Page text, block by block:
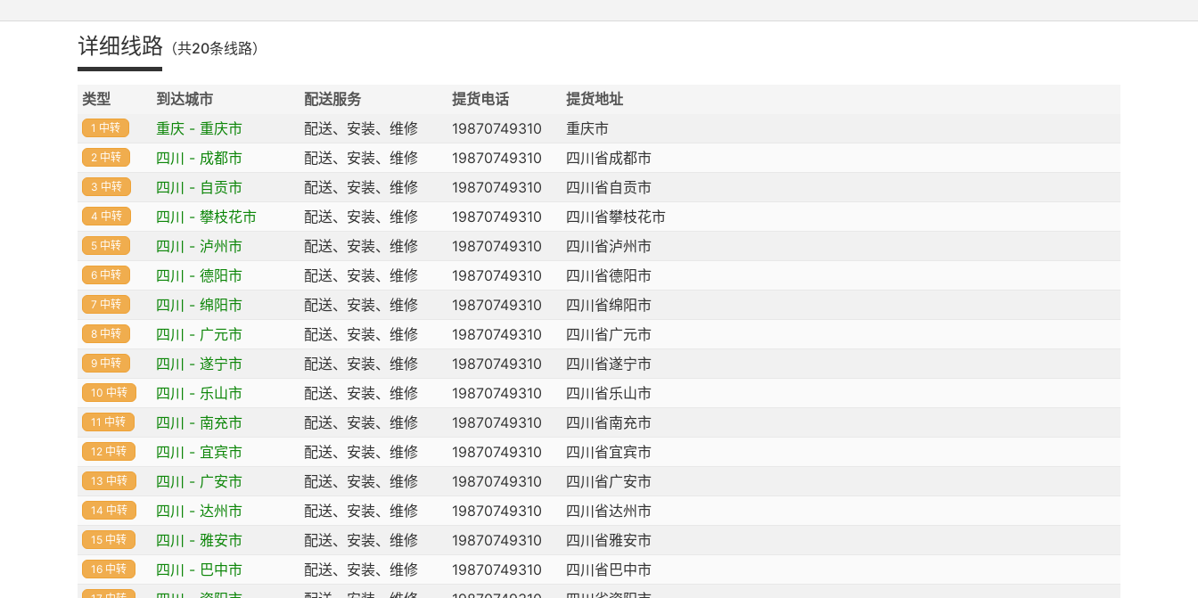
详细线路 （共20条线路）
类型 到达城市 配送服务 提货电话 提货地址
1 中转 重庆 - 重庆市 配送、安装、维修 19870749310 重庆市
2 中转 四川 - 成都市 配送、安装、维修 19870749310 四川省成都市
3 中转 四川 - 自贡市 配送、安装、维修 19870749310 四川省自贡市
4 中转 四川 - 攀枝花市 配送、安装、维修 19870749310 四川省攀枝花市
5 中转 四川 - 泸州市 配送、安装、维修 19870749310 四川省泸州市
6 中转 四川 - 德阳市 配送、安装、维修 19870749310 四川省德阳市
7 中转 四川 - 绵阳市 配送、安装、维修 19870749310 四川省绵阳市
8 中转 四川 - 广元市 配送、安装、维修 19870749310 四川省广元市
9 中转 四川 - 遂宁市 配送、安装、维修 19870749310 四川省遂宁市
10 中转 四川 - 乐山市 配送、安装、维修 19870749310 四川省乐山市
11 中转 四川 - 南充市 配送、安装、维修 19870749310 四川省南充市
12 中转 四川 - 宜宾市 配送、安装、维修 19870749310 四川省宜宾市
13 中转 四川 - 广安市 配送、安装、维修 19870749310 四川省广安市
14 中转 四川 - 达州市 配送、安装、维修 19870749310 四川省达州市
15 中转 四川 - 雅安市 配送、安装、维修 19870749310 四川省雅安市
16 中转 四川 - 巴中市 配送、安装、维修 19870749310 四川省巴中市